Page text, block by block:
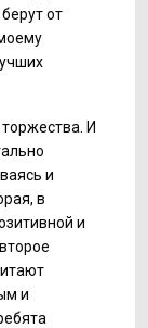
от
И
и
в
и
и